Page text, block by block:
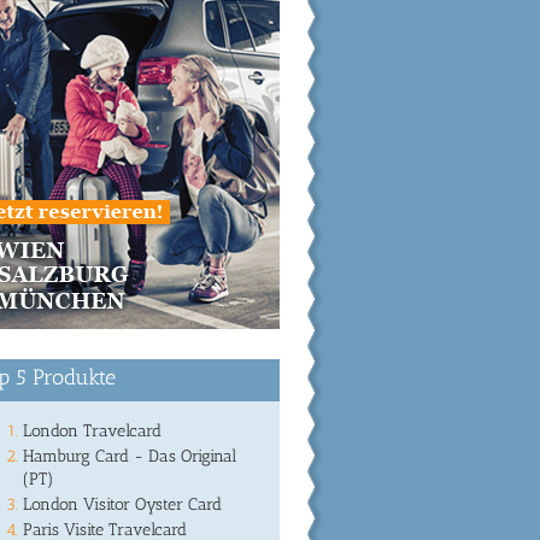
5 Produkte
London Travelcard
Hamburg Card - Das Original
(PT)
London Visitor Oyster Card
Paris Visite Travelcard